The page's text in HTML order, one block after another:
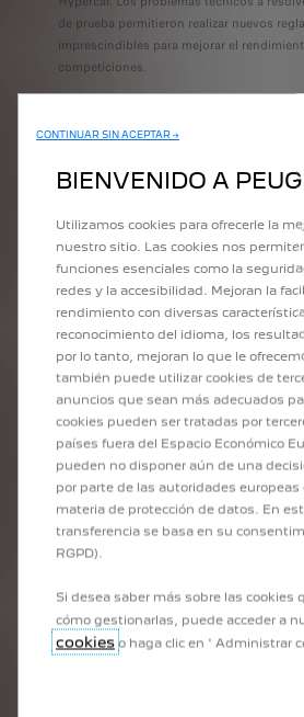
de prueba permitieron realizar nuevos
imprescindibles para mejorar el
competiciones.
CONTINUAR SIN ACEPTAR →
BIENVENIDO A
Utilizamos cookies para ofrecerle la
nuestro sitio. Las cookies nos
funciones esenciales como la
redes y la accesibilidad. Mejoran la
rendimiento con diversas
reconocimiento del idioma, los
por lo tanto, mejoran lo que le
también puede utilizar cookies de
anuncios que sean más adecuados
cookies pueden ser tratadas por
países fuera del Espacio Económico
pueden no disponer aún de una
por parte de las autoridades
materia de protección de datos. En
transferencia se basa en su
RGPD).
Si desea saber más sobre las cookies
cómo gestionarlas, puede acceder a
cookies o haga clic en ' Administrar